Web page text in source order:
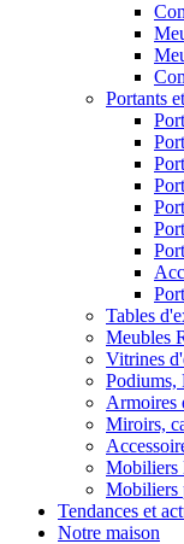
Portants
Tables
Meubles
Vitrines
Podiums,
Armoires
Miroirs,
Mobiliers
Mobiliers
Tendances et
Notre maison